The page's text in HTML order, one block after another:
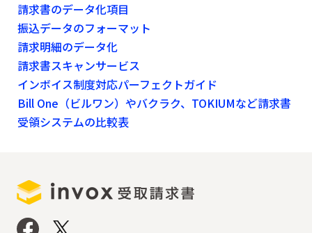
請求書のデータ化項目
振込データのフォーマット
請求明細のデータ化
請求書スキャンサービス
インボイス制度対応パーフェクトガイド
Bill One（ビルワン）やバクラク、TOKIUMなど請求書
受領システムの比較表